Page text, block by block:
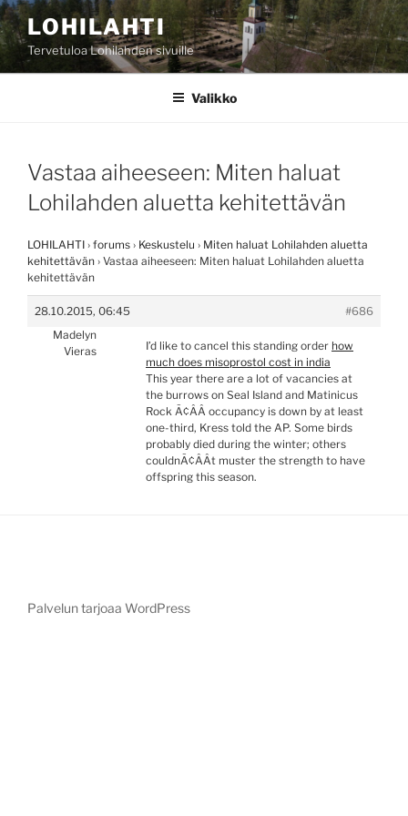
Siirry
sisältöönLOHILAHTI
Tervetuloa Lohilahden sivuille
Valikko
Vastaa aiheeseen: Miten haluat
Lohilahden aluetta kehitettävän
LOHILAHTI › forums › Keskustelu › Miten haluat Lohilahden aluetta
kehitettävän › Vastaa aiheeseen: Miten haluat Lohilahden aluetta
kehitettävän
28.10.2015, 06:45
#686
Madelyn
Vieras
I’d like to cancel this standing order how
much does misoprostol cost in india
This year there are a lot of vacancies at
the burrows on Seal Island and Matinicus
Rock Ã¢ÂÂ occupancy is down by at least
one-third, Kress told the AP. Some birds
probably died during the winter; others
couldnÃ¢ÂÂt muster the strength to have
offspring this season.
Palvelun tarjoaa WordPress